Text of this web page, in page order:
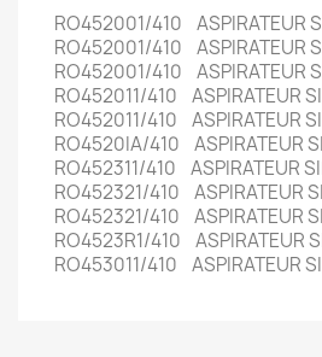
RO452001/410 ASPIRATEUR
RO452001/410 ASPIRATEUR
RO452001/410 ASPIRATEUR
RO452011/410 ASPIRATEUR
RO452011/410 ASPIRATEUR
RO4520IA/410 ASPIRATEUR
RO452311/410 ASPIRATEUR
RO452321/410 ASPIRATEUR
RO452321/410 ASPIRATEUR
RO4523R1/410 ASPIRATEUR
RO453011/410 ASPIRATEUR